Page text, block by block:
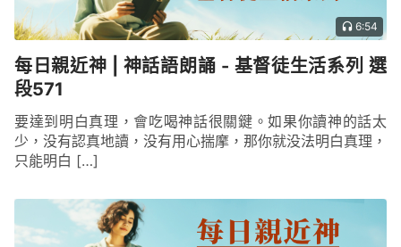
6:54
每日親近神 | 神話語朗誦 - 基督徒生活系列 選
段571
要達到明白真理，會吃喝神話很關鍵。如果你讀神的話太
少，没有認真地讀，没有用心揣摩，那你就没法明白真理，
只能明白 […]